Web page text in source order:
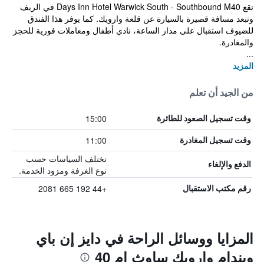
تقع Days Inn Hotel Warwick South - Southbound M40 في الريف
وتبعد مسافة قصيرة بالسيارة عن قلعة وارويك. كما يوفر هذا الفندق
للضيوف استقبال على مدار الساعة، نادي أطفال ومعاملات فورية للحجز
والمغادرة.
...
المزيد
من الجيد أن تعلم
وقت تسجيل الصعود للطائرة 15:00
وقت تسجيل المغادرة 11:00
الدفع والإلغاء
تختلف السياسات حسب
نوع الغرفة ومزود الخدمة.
رقم مكتب الاستقبال +44 192 665 2081
المزايا ووسائل الراحة في دايز إن باي
ويندام وارويك ساوث إم 40